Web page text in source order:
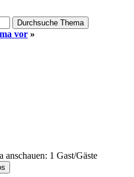
vor »
anschauen: 1 Gast/Gäste